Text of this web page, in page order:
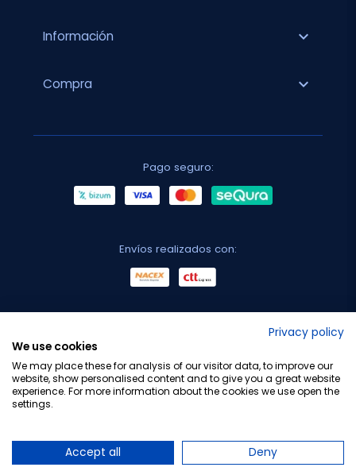
Información expand_more
Compra expand_more
Pago seguro:
Envíos realizados con:
Privacy policy
We use cookies
We may place these for analysis of our visitor data, to improve our
website, show personalised content and to give you a great website
experience. For more information about the cookies we use open the
settings.
Accept all Deny